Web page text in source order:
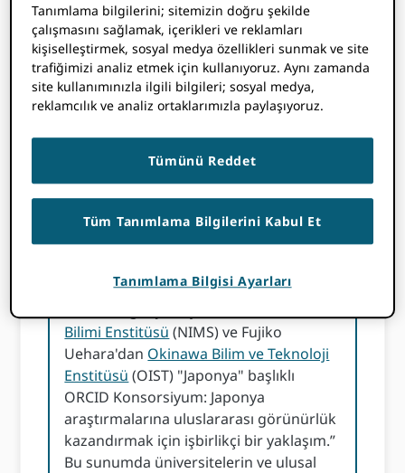
çalışmada, dergi editörleri ve üniversite
araştırma yöneticileri tarafından
PID'lerin benimsenmesinin somut
faydaları özetlenmiştir. İzleyin canlı
kaydedilmiş oturumhem desunumu
Japonya ORCID Konsorsiyum: Japonya
araştırmalarına uluslararası
birliğine dayalı bir yaklaşım
Kosuke Tanabe ile hızlı soru-cevap
Bilimi Enstitüsü (NIMS) ve Fujiko
Uehara'dan Okinawa Bilim ve Teknoloji
Enstitüsü (OIST) "Japonya" başlıklı
ORCID Konsorsiyum: Japonya
araştırmalarına uluslararası görünürlük
kazandırmak için işbirlikçi bir yaklaşım.”
Bu sunumda üniversitelerin ve ulusal
Tanımlama bilgilerini; sitemizin doğru şekilde
çalışmasını sağlamak, içerikleri ve reklamları
kişiselleştirmek, sosyal medya özellikleri sunmak ve site
trafiğimizi analiz etmek için kullanıyoruz. Aynı zamanda
site kullanımınızla ilgili bilgileri; sosyal medya,
reklamcılık ve analiz ortaklarımızla paylaşıyoruz.
Tümünü Reddet
Tüm Tanımlama Bilgilerini Kabul Et
Tanımlama Bilgisi Ayarları